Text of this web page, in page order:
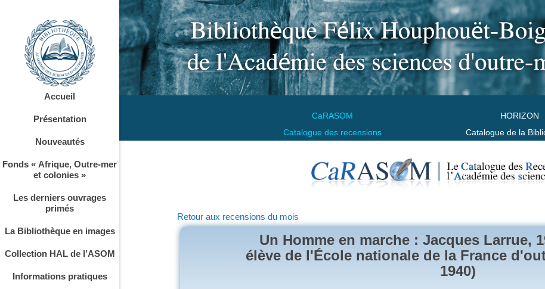
CaRASOM
Catalogue des recensions
HORIZON
Catalogue de la
Accueil
Présentation
Nouveautés
Fonds « Afrique, Outre-mer
et colonies »
Les derniers ouvrages
primés
La Bibliothèque en images
Collection HAL de l’ASOM
Informations pratiques
Retour aux recensions du mois
Un Homme en marche : Jacques Larrue,
élève de l'École nationale de la France
1940)